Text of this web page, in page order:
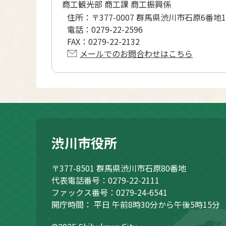
商工観光部 商工課 商工振興係
住所： 〒377-0007 群馬県渋川市石原6番地1
電話： 0279-22-2596
FAX： 0279-22-2132
メールでのお問合わせはこちら
渋川市役所
〒377-8501 群馬県渋川市石原80番地
代表電話番号：0279-22-2111
ファックス番号：0279-24-6541
開庁時間： 平日 午前8時30分から午後5時15分